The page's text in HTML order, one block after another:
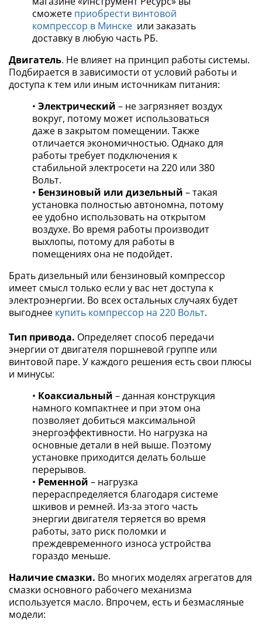
сможете приобрести винтовой
компрессор в Минске или заказать
доставку в любую часть РБ.
Двигатель. Не влияет на принцип работы системы.
Подбирается в зависимости от условий работы и
доступа к тем или иным источникам питания:
• Электрический – не загрязняет воздух
вокруг, потому может использоваться
даже в закрытом помещении. Также
отличается экономичностью. Однако для
работы требует подключения к
стабильной электросети на 220 или 380
Вольт.
• Бензиновый или дизельный – такая
установка полностью автономна, потому
ее удобно использовать на открытом
воздухе. Во время работы производит
выхлопы, потому для работы в
помещениях она не подойдет.
Брать дизельный или бензиновый компрессор
имеет смысл только если у вас нет доступа к
электроэнергии. Во всех остальных случаях будет
выгоднее купить компрессор на 220 Вольт.
Тип привода. Определяет способ передачи
энергии от двигателя поршневой группе или
винтовой паре. У каждого решения есть свои плюсы
и минусы:
• Коаксиальный – данная конструкция
намного компактнее и при этом она
позволяет добиться максимальной
энергоэффективности. Но нагрузка на
основные детали в ней выше. Поэтому
установке приходится делать больше
перерывов.
• Ременной – нагрузка
перераспределяется благодаря системе
шкивов и ремней. Из-за этого часть
энергии двигателя теряется во время
работы, зато риск поломки и
преждевременного износа устройства
гораздо меньше.
Наличие смазки. Во многих моделях агрегатов для
смазки основного рабочего механизма
используется масло. Впрочем, есть и безмасляные
модели: